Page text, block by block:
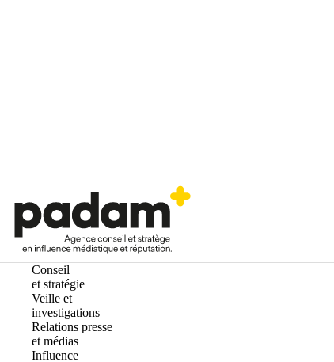
Conseil
et stratégie
Veille et
investigations
Relations presse
et médias
Influence